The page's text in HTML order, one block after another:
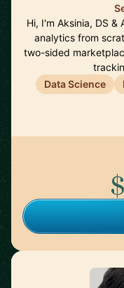
Hi, I'm Aksinia, DS
analytics from
two-sided
Data Science